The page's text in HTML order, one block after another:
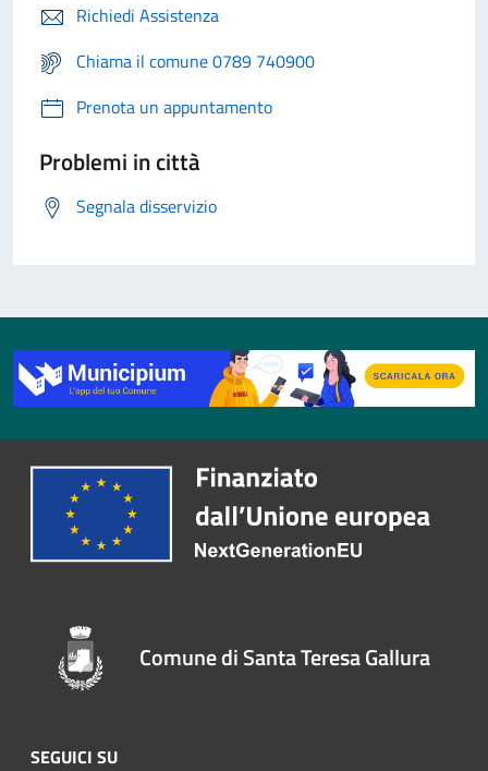
Richiedi Assistenza
Chiama il comune 0789 740900
Prenota un appuntamento
Problemi in città
Segnala disservizio
Comune di Santa Teresa Gallura
SEGUICI SU